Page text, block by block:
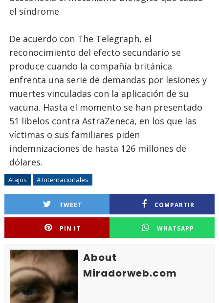
el síndrome.
De acuerdo con The Telegraph, el
reconocimiento del efecto secundario se
produce cuando la compañía británica
enfrenta una serie de demandas por lesiones y
muertes vinculadas con la aplicación de su
vacuna. Hasta el momento se han presentado
51 libelos contra AstraZeneca, en los que las
víctimas o sus familiares piden
indemnizaciones de hasta 126 millones de
dólares.
Atajos # Internacionales
TWEET COMPARTIR
PIN IT WHATSAPP
About
Miradorweb.com